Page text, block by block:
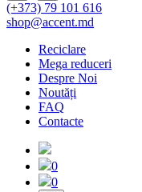
(+373) 79 101 616
shop@accent.md
Reciclare
Mega reduceri
Despre Noi
Noutăți
FAQ
Contacte
0
0